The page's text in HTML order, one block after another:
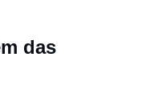
das